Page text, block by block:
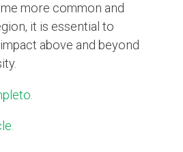
more common and
it is essential to
above and beyond